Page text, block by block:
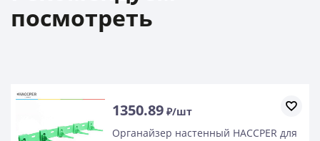
посмотреть
1350.89 ₽/шт
Органайзер настенный HACCPER для